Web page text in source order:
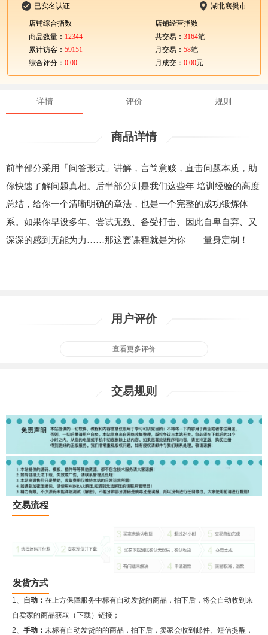
已实名认证 湖北襄樊市
店铺综合指数
商品数量： 12344
累计访客： 59151
综合评分： 0.00
店铺经营指数
共交易： 3164笔
月交易： 58笔
月成交： 0.00元
详情 评价 规则
商品详情
前半部分采用「问答形式」讲解，言简意赅，直击问题本质，助
你快速了解问题真相。后半部分则是我们这些年 培训经验的高度
总结，给你一个清晰明确的章法，也是一个完整的成功锻炼体
系。如果你早设多年、尝试无数、备受打击、因此自卑自弃、又
深深的感到无能为力……那这套课程就是为你——量身定制！
用户评价
查看更多评价
交易规则
交易流程
发货方式
1、 自动： 在上方保障服务中标有自动发货的商品，拍下后，将会自动收到来
自卖家的商品获取（下载）链接；
2、 手动： 未标有自动发货的的商品，拍下后，卖家会收到邮件、短信提醒，